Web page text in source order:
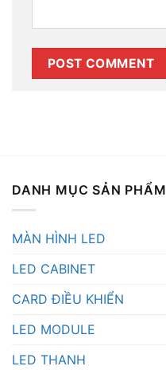
DANH MỤC SẢN PHẨM
MÀN HÌNH LED
LED CABINET
CARD ĐIỀU KHIỂN
LED MODULE
LED THANH